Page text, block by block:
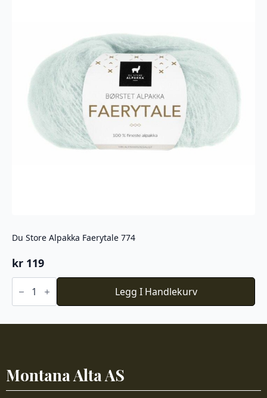
Du Store Alpakka Faerytale 774
kr 119
Du
Store
Faerytale
Legg I Handlekurv
Montana Alta AS